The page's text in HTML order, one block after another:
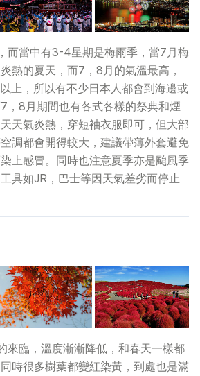
而當中有3-4星期是梅雨季，當7月梅
熱的夏天，而7，8月的氣溫最高，
上，所以有不少日本人都會到海邊或
，8月期間也有各式各樣的祭典和煙
天氣炎熱，穿短袖衣服即可，但大部
調都會開得較大，建議帶薄外套避免
上感冒。同時也注意夏季亦是颱風季
具如JR，巴士等因天氣差劣而停止
來臨，溫度漸漸降低，和春天一樣都
時很多樹葉都變紅染黃，到處也是滿